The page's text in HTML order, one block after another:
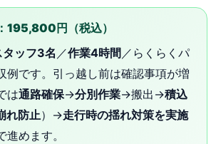
195,800円（税込）
タッフ3名 ／作業4時間 ／らくらくパ
例です。引っ越し前は確認事項が増
は通路確保→分別作業→搬出→積込
れ防止）→走行時の揺れ対策を実施
進めます。